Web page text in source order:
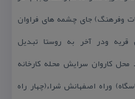
وفرهنگ) جای چشمه های فراوان
ودر آخر به روستا تبدیل
كاروان سرایش محله كارخانه
وراه اصفهانش شراء(چهار راه